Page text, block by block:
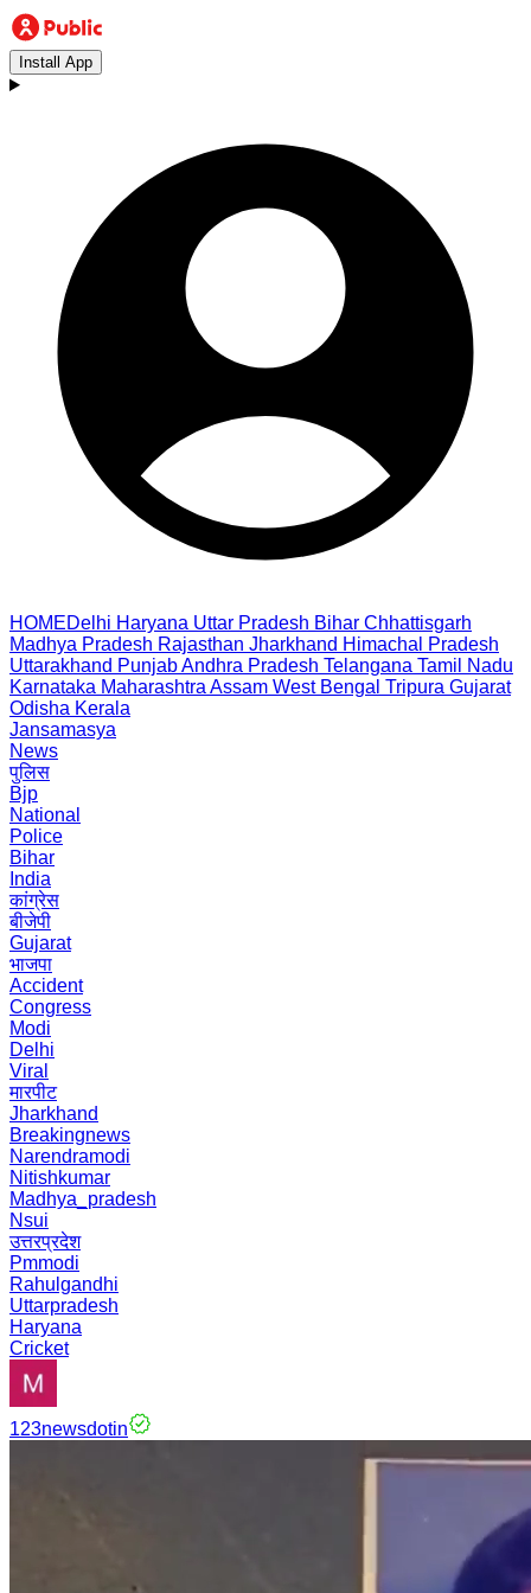
Install App
HOMEDelhi Haryana Uttar Pradesh Bihar Chhattisgarh
Madhya Pradesh Rajasthan Jharkhand Himachal Pradesh
Uttarakhand PunjabAndhra Pradesh Telangana Tamil Nadu
Karnataka Maharashtra Assam West Bengal Tripura Gujarat
Odisha Kerala
Jansamasya
News
पुलिस
Bjp
National
Police
Bihar
India
कांग्रेस
बीजेपी
Gujarat
भाजपा
Accident
Congress
Modi
Delhi
Viral
मारपीट
Jharkhand
Breakingnews
Narendramodi
Nitishkumar
Madhya_pradesh
Nsui
उत्तरप्रदेश
Pmmodi
Rahulgandhi
Uttarpradesh
Haryana
Cricket
123newsdotin